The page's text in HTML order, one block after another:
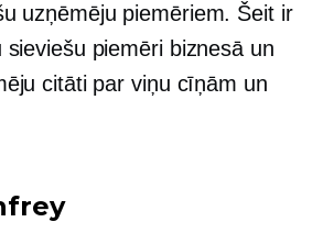
uzņēmēju piemēriem. Šeit ir
piemēri biznesā un
citāti par viņu cīņām un